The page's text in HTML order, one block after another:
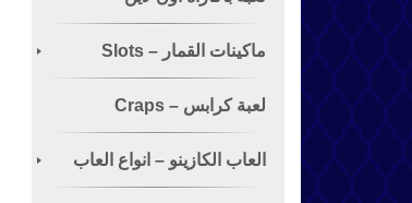
ماكينات القمار – Slots
لعبة كرابس – Craps
العاب الكازينو – انواع العاب